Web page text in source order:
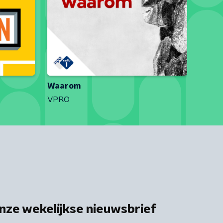
Waarom
VPRO
wekelijkse nieuwsbrief